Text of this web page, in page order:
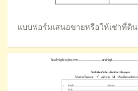
แบบฟอร์มเสนอขายหรือให้เช่าที่ดิน